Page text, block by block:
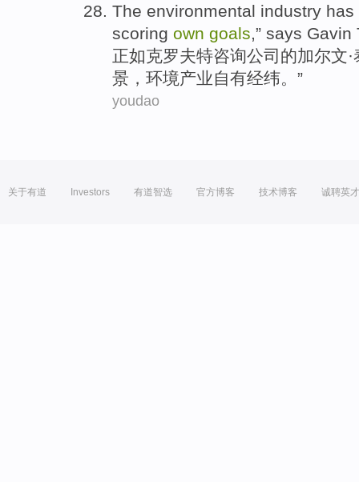
The environmental industry has
scoring own goals ,” says
正如克罗夫特咨询公司的加尔文
景 ， 环境产业自有经纬。”
youdao
关于有道 Investors 有道智选 官方博客 技术博客 诚聘英才